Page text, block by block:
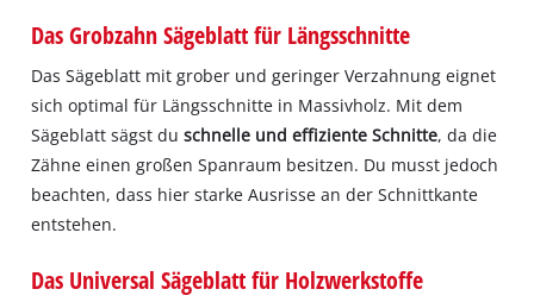
Das Grobzahn Sägeblatt für Längsschnitte
Das Sägeblatt mit grober und geringer Verzahnung eignet
sich optimal für Längsschnitte in Massivholz. Mit dem
Sägeblatt sägst duschnelle und effiziente Schnitte, da die
Zähne einen großen Spanraum besitzen. Du musst jedoch
beachten, dass hier starke Ausrisse an der Schnittkante
entstehen.
Das Universal Sägeblatt für Holzwerkstoffe